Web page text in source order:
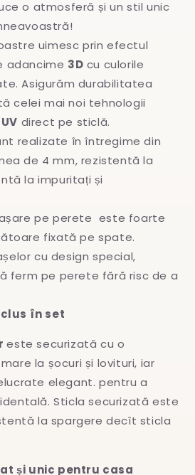
o atmosferă și un stil unic
uimesc prin efectul
adancime 3D cu culorile
Asigurăm durabilitatea
celei mai noi tehnologii
direct pe sticlă.
realizate în întregimedin
de 4 mm, rezistentă la
la impuritați și
pe perete este foarte
fixată pe spate.
cu design special,
ferm pe perete fără risc de a
în set
este securizată cu o
la șocuri și lovituri, iar
elegant. pentru a
Sticla securizată este
la spargere decît sticla
și unic pentru casa